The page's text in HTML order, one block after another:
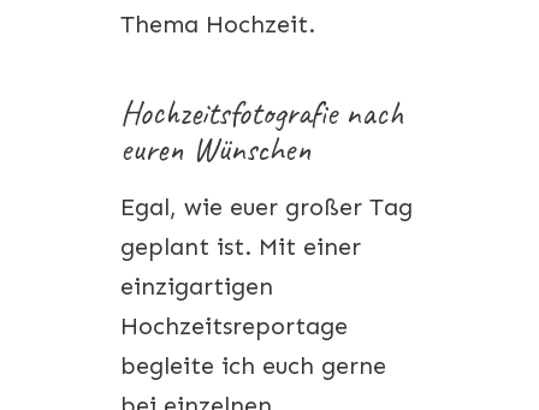
Thema Hochzeit.
Hochzeitsfotografie nach
euren Wünschen
Egal, wie euer großer Tag
geplant ist. Mit einer
einzigartigen
Hochzeitsreportage
begleite ich euch gerne